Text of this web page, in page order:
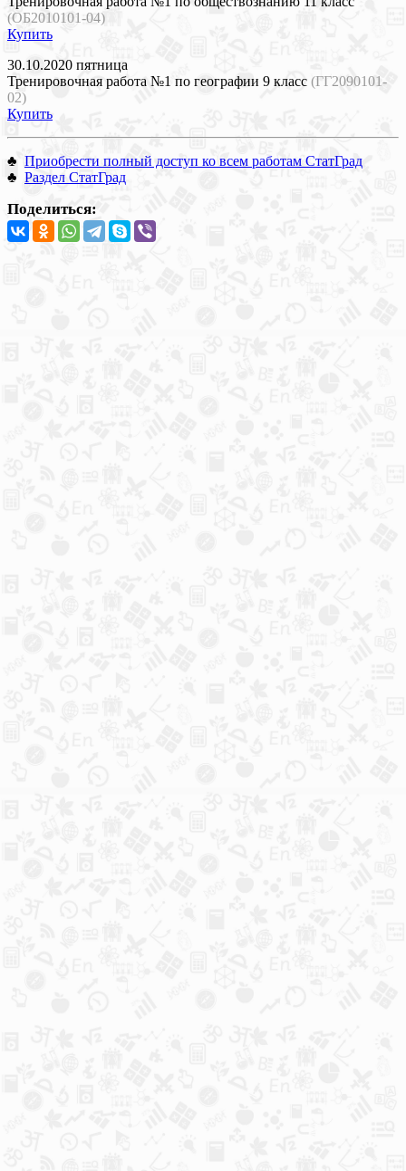
(ОБ2010101-04)
Купить
30.10.2020 пятница
Тренировочная работа №1 по географии 9 класс (ГГ2090101-
02)
Купить
♣ Приобрести полный доступ ко всем работам СтатГрад
♣ Раздел СтатГрад
Поделиться: